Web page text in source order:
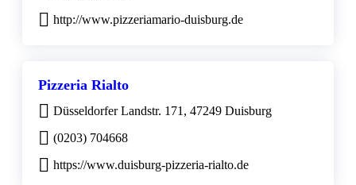
http://www.pizzeriamario-duisburg.de
Pizzeria Rialto
Düsseldorfer Landstr. 171, 47249 Duisburg
(0203) 704668
https://www.duisburg-pizzeria-rialto.de